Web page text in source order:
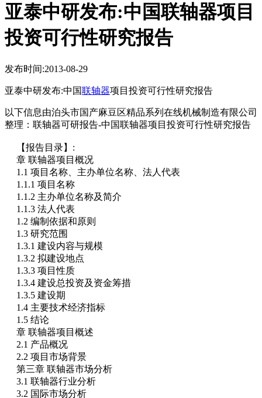
亚泰中研发布:中国联轴器项目
投资可行性研究报告
发布时间:2013-08-29
亚泰中研发布:中国联轴器项目投资可行性研究报告
以下信息由泊头市国产麻豆区精品系列在线机械制造有限公司
整理：联轴器可研报告-中国联轴器项目投资可行性研究报告
【报告目录】:
章 联轴器项目概况
1.1 项目名称、主办单位名称、法人代表
1.1.1 项目名称
1.1.2 主办单位名称及简介
1.1.3 法人代表
1.2 编制依据和原则
1.3 研究范围
1.3.1 建设内容与规模
1.3.2 拟建设地点
1.3.3 项目性质
1.3.4 建设总投资及资金筹措
1.3.5 建设期
1.4 主要技术经济指标
1.5 结论
章 联轴器项目概述
2.1 产品概况
2.2 项目市场背景
第三章 联轴器市场分析
3.1 联轴器行业分析
3.2 国际市场分析